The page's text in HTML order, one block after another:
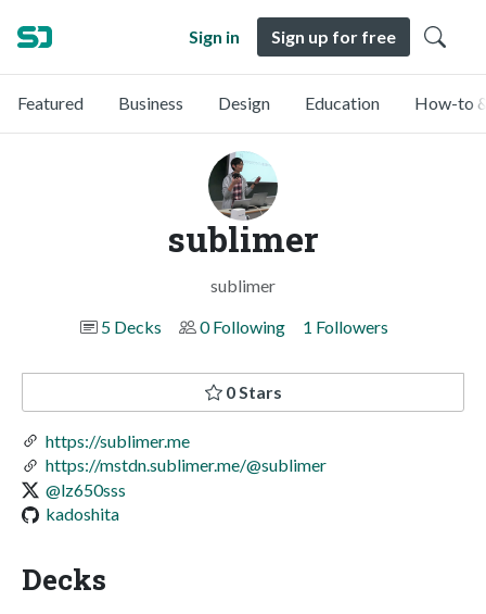
Sign in Sign up for free
Featured Business Design Education How-to
sublimer
sublimer
5 Decks
0 Following 1 Followers
0 Stars
https://sublimer.me
https://mstdn.sublimer.me/@sublimer
@lz650sss
kadoshita
Decks